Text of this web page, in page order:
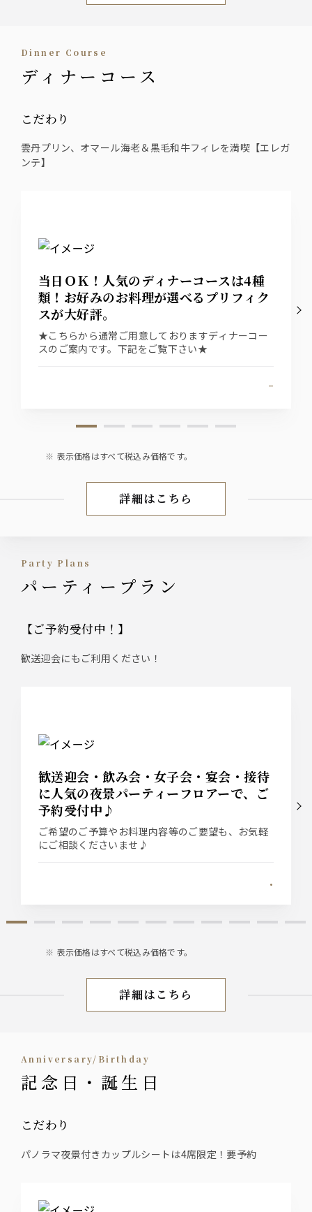
Dinner Course
ディナーコース
こだわり
雲丹プリン、オマール海老＆黒毛和牛フィレを満喫【エレガ
ンテ】
当日ＯＫ！人気のディナーコースは4種
類！お好みのお料理が選べるプリフィク
スが大好評。
★こちらから通常ご用意しておりますディナーコー
スのご案内です。下記をご覧下さい★
-
表示価格はすべて税込み価格です。
ディナーコース
詳細はこちら
Party Plans
パーティープラン
【ご予約受付中！】
歓送迎会にもご利用ください！
歓送迎会・飲み会・女子会・宴会・接待
に人気の夜景パーティーフロアーで、ご
予約受付中♪
ご希望のご予算やお料理内容等のご要望も、お気軽
にご相談くださいませ♪
.
表示価格はすべて税込み価格です。
パーティープラン
詳細はこちら
Anniversary/Birthday
記念日・誕生日
こだわり
パノラマ夜景付きカップルシートは4席限定！要予約